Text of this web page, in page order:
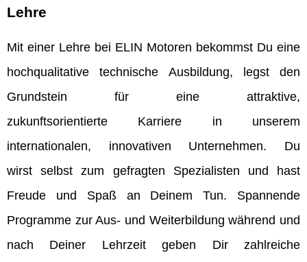
Lehre
Mit einer Lehre bei ELIN Motoren bekommst Du eine
hochqualitative technische Ausbildung, legst den
Grundstein für eine attraktive,
zukunftsorientierte Karriere in unserem
internationalen, innovativen Unternehmen. Du
wirst selbst zum gefragten Spezialisten und hast
Freude und Spaß an Deinem Tun. Spannende
Programme zur Aus- und Weiterbildung während und
nach Deiner Lehrzeit geben Dir zahlreiche